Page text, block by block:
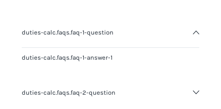
duties-calc.faqs.faq-1-question
duties-calc.faqs.faq-1-answer-1
duties-calc.faqs.faq-2-question